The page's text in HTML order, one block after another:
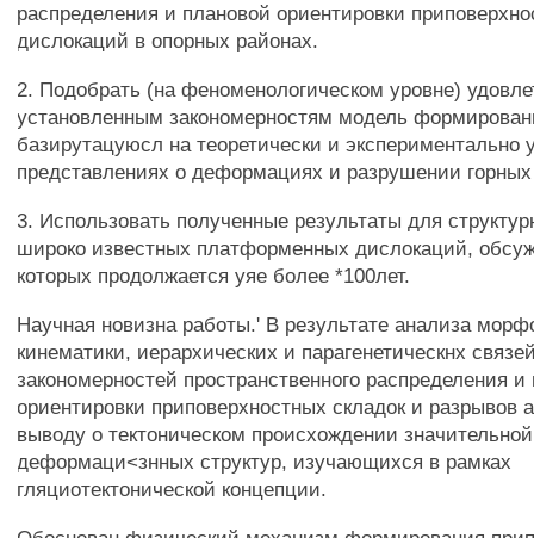
распределения и плановой ориентировки
дислокаций в опорных районах.
2. Подобрать (на феноменологическом уровне)
установленным закономерностям модель
базирутацуюсл на теоретически и экспериментально
представлениях о деформациях и разрушении
3. Использовать полученные результаты для
широко известных платформенных дислокаций,
которых продолжается уяе более *100лет.
Научная новизна работы.' В результате анализа
кинематики, иерархических и парагенетическнх
закономерностей пространственного распределения
ориентировки приповерхностных складок и разрывов
выводу о тектоническом происхождении
деформаци<знных структур, изучающихся в рамках
гляциотектонической концепции.